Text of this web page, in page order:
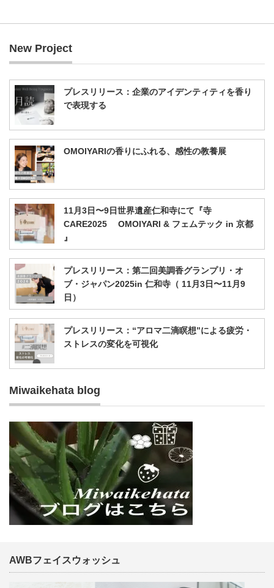
New Project
プレスリリース：企業のアイデンティティを香り
で表現する
OMOIYARIの香りにふれる、感性の教養展
11月3日〜9日世界遺産仁和寺にて『寺
CARE2025 OMOIYARI & フェムテック in 京都
』
プレスリリース：第二回美調香グランプリ・オ
ブ・ジャパン2025in 仁和寺（ 11月3日〜11月9
日）
プレスリリース：“アロマ二滴瞑想”による疲労・
ストレスの変化を可視化
Miwaikehata blog
AWBフェイスウォッシュ